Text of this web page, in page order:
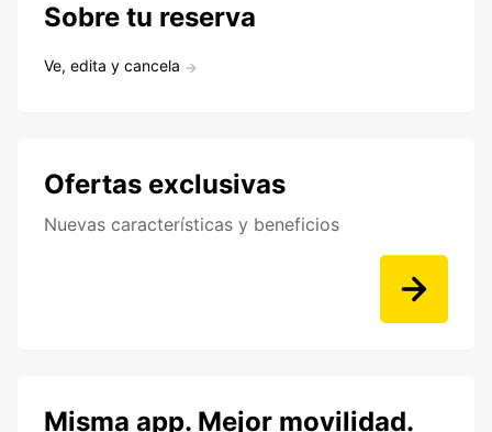
Sobre tu reserva
Ve, edita y cancela
Ofertas exclusivas
Nuevas características y beneficios
Misma app. Mejor movilidad.